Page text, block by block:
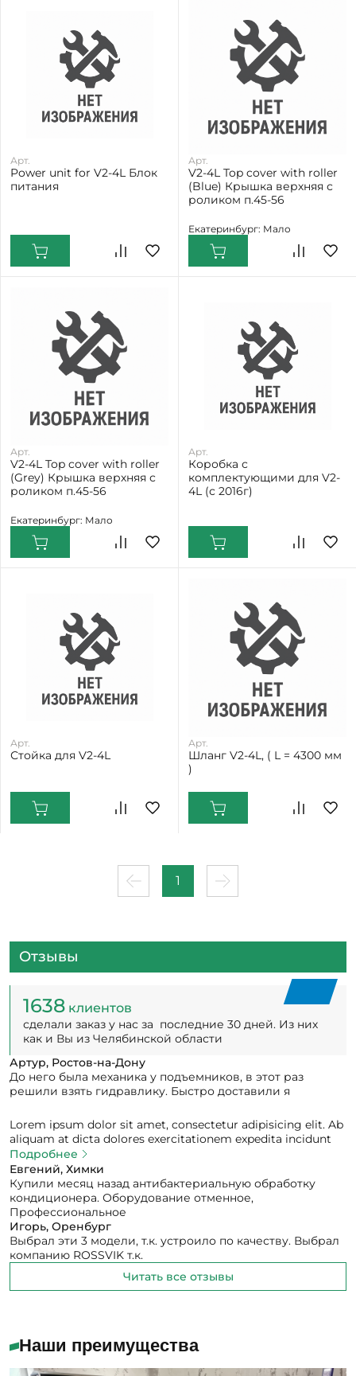
Арт.
Power unit for V2-4L Блок
питания
Арт.
V2-4L Top cover with roller
(Blue) Крышка верхняя с
роликом п.45-56
Екатеринбург: Мало
Арт.
V2-4L Top cover with roller
(Grey) Крышка верхняя с
роликом п.45-56
Екатеринбург: Мало
Арт.
Коробка с
комплектующими для V2-
4L (с 2016г)
Арт.
Стойка для V2-4L
Арт.
Шланг V2-4L, ( L = 4300 мм
)
1
Отзывы
1638 клиентов
сделали заказ у нас за последние 30 дней. Из них
как и Вы из Челябинской области
Артур, Ростов-на-Дону
До него была механика у подъемников, в этот раз
решили взять гидравлику. Быстро доставили я
Lorem ipsum dolor sit amet, consectetur adipisicing elit. Ab
aliquam at dicta dolores exercitationem expedita incidunt
ipsam itaque nobis obcaecati odit praesentium, quam quia
reiciendis sed, suscipit tempore vel veniam.
Подробнее
Евгений, Химки
Купили месяц назад антибактериальную обработку
кондиционера. Оборудование отменное,
Профессиональное
Игорь, Оренбург
Выбрал эти 3 модели, т.к. устроило по качеству. Выбрал
компанию ROSSVIK т.к.
Читать все отзывы
Наши преимущества